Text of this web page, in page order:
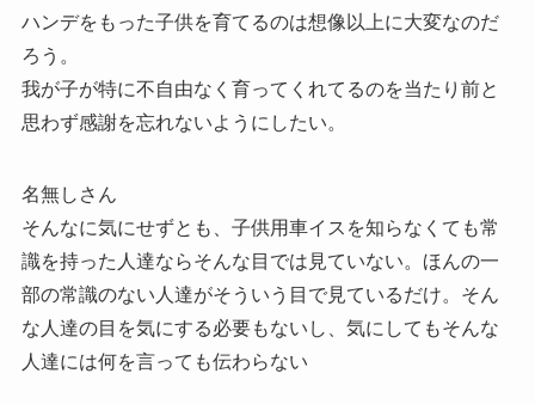
ハンデをもった子供を育てるのは想像以上に大変なのだ
ろう。
我が子が特に不自由なく育ってくれてるのを当たり前と
思わず感謝を忘れないようにしたい。
名無しさん
そんなに気にせずとも、子供用車イスを知らなくても常
識を持った人達ならそんな目では見ていない。ほんの一
部の常識のない人達がそういう目で見ているだけ。そん
な人達の目を気にする必要もないし、気にしてもそんな
人達には何を言っても伝わらない